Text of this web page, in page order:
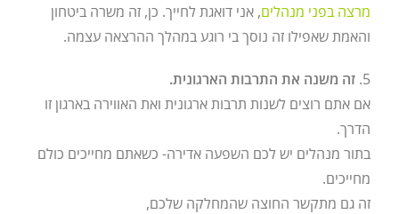
מרצה בפני מנהלים, אני דואגת לחייך. כן, זה משרה ביטחון
והאמת שאפילו זה נוסך בי רוגע במהלך ההרצאה עצמה.
5. זה משנה את התרבות הארגונית.
אם אתם רוצים לשנות תרבות ארגונית ואת האווירה בארגון זו
הדרך.
בתור מנהלים יש לכם השפעה אדירה- כשאתם מחייכים כולם
מחייכים.
זה גם מתקשר החוצה שהמחלקה שלכם,